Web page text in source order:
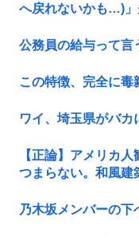
へ戻れないかも…)」
公務員の給与って言
この特徴、完全に毒
ワイ、埼玉県がバ
【正論】アメリカ
つまらない。和風建
乃木坂メンバーの下